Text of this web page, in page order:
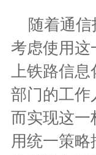
随着通信
考虑使用这
上铁路信息
部门的工作
而实现这一
用统一策